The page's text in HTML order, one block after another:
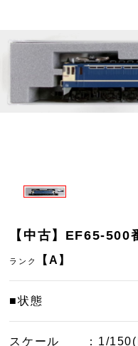
【中古】EF65-500
ランク 【A】
■状態
スケール
：1/